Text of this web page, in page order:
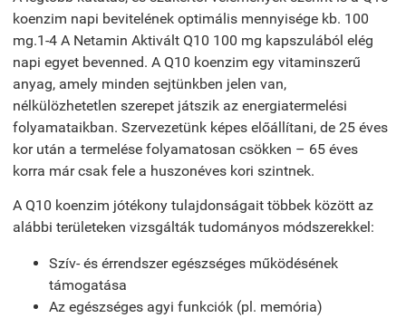
koenzim napi bevitelének optimális mennyisége kb. 100
mg.1-4 A Netamin Aktivált Q10 100 mg kapszulából elég
napi egyet bevenned. A Q10 koenzim egy vitaminszerű
anyag, amely minden sejtünkben jelen van,
nélkülözhetetlen szerepet játszik az energiatermelési
folyamataikban. Szervezetünk képes előállítani, de 25 éves
kor után a termelése folyamatosan csökken – 65 éves
korra már csak fele a huszonéves kori szintnek.
A Q10 koenzim jótékony tulajdonságait többek között az
alábbi területeken vizsgálták tudományos módszerekkel:
Szív- és érrendszer egészséges működésének
támogatása
Az egészséges agyi funkciók (pl. memória)